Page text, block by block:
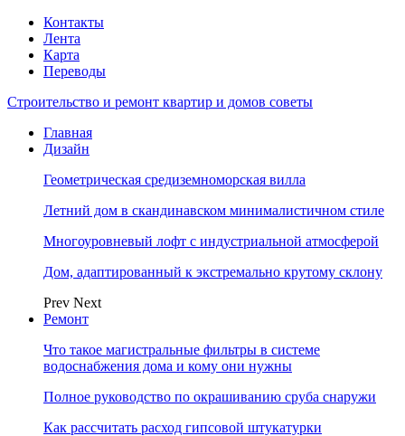
Контакты
Лента
Карта
Переводы
Строительство и ремонт квартир и домов советы
Главная
Дизайн
Геометрическая средиземноморская вилла
Летний дом в скандинавском минималистичном стиле
Многоуровневый лофт с индустриальной атмосферой
Дом, адаптированный к экстремально крутому склону
Prev Next
Ремонт
Что такое магистральные фильтры в системе
водоснабжения дома и кому они нужны
Полное руководство по окрашиванию сруба снаружи
Как рассчитать расход гипсовой штукатурки